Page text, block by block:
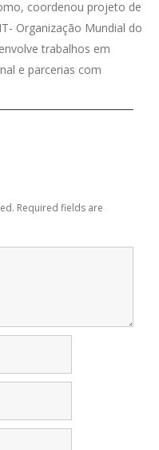
coordenou projeto de
Organização Mundial do
trabalhos em
e parcerias com
Required fields are